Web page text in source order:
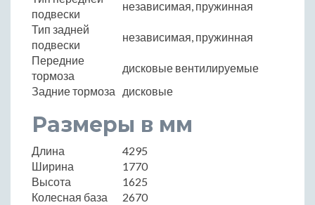
подвески
независимая, пружинная
Тип задней
подвески
независимая, пружинная
Передние
тормоза
дисковые вентилируемые
Задние тормоза
дисковые
Размеры в мм
Длина
4295
Ширина
1770
Высота
1625
Колесная база
2670